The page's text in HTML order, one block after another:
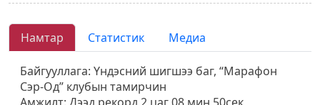
Намтар Статистик Медиа
Байгууллага: Үндэсний шигшээ баг, “Марафон
Сэр-Од” клубын тамирчин